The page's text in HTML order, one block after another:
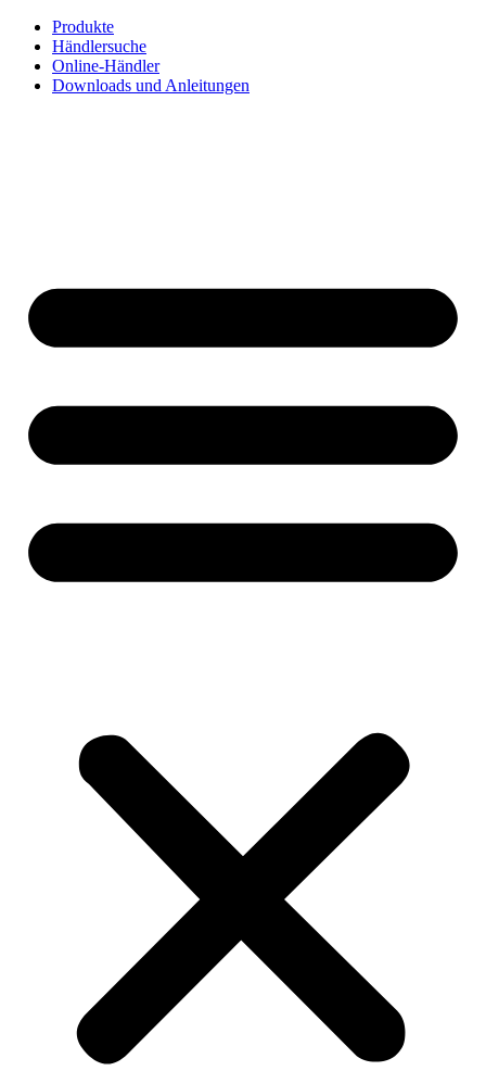
Zum
Inhalt
springen
Produkte
Händlersuche
Online-Händler
Downloads und Anleitungen